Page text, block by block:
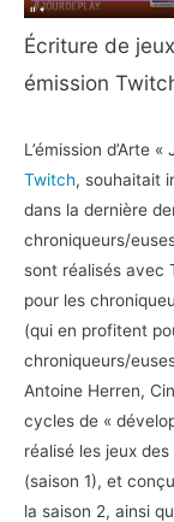
Écriture de
émission
L’émission d’Arte
Twitch, souhaitait
dans la dernière
chroniqueurs/
sont réalisés avec
pour les
(qui en profitent
chroniqueurs/
Antoine Herren,
cycles de «
réalisé les jeux
(saison 1), et
la saison 2, ainsi